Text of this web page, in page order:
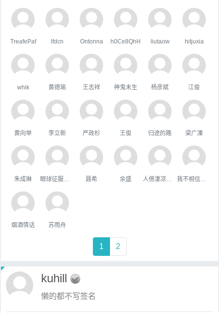
TreafePaf lfdcn Ontonna h0Ce8QhH liutaow hitjuxia
whik 黄德瑜 王志祥 神鬼未生 杨彦斌 江俊
黄向举 李立新 严政杉 王俊 归途的路 梁广溧
朱成琳 聂希 余盛
烟酒情话 苏雨舟
1 2
kuhill
懒的都不写签名